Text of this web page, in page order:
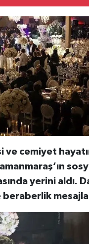
ve cemiyet
yerini aldı.